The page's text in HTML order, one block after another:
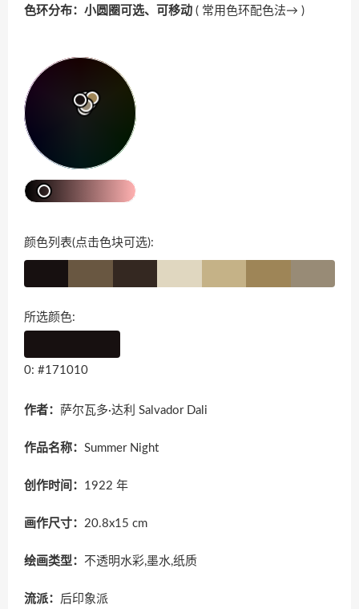
色环分布：小圆圈可选、可移动 ( 常用色环配色法→ )
颜色列表(点击色块可选):
所选颜色:
0: #171010
作者： 萨尔瓦多·达利 Salvador Dali
作品名称： Summer Night
创作时间： 1922 年
画作尺寸： 20.8x15 cm
绘画类型： 不透明水彩,墨水,纸质
流派： 后印象派